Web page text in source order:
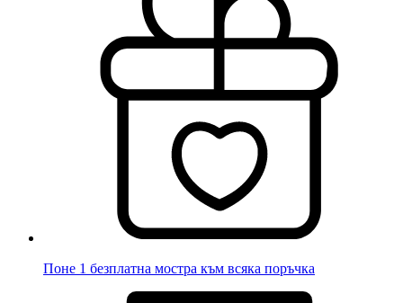
Поне 1 безплатна мостра към всяка поръчка